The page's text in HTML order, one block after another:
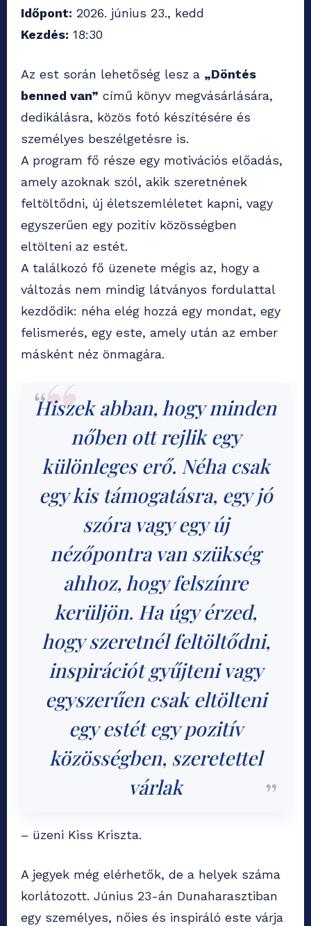
Időpont: 2026. június 23., kedd
Kezdés: 18:30
Az est során lehetőség lesz a „Döntés
benned van” című könyv megvásárlására,
dedikálásra, közös fotó készítésére és
személyes beszélgetésre is.
A program fő része egy motivációs előadás,
amely azoknak szól, akik szeretnének
feltöltődni, új életszemléletet kapni, vagy
egyszerűen egy pozitív közösségben
eltölteni az estét.
A találkozó fő üzenete mégis az, hogy a
változás nem mindig látványos fordulattal
kezdődik: néha elég hozzá egy mondat, egy
felismerés, egy este, amely után az ember
másként néz önmagára.
Hiszek abban, hogy minden
nőben ott rejlik egy
különleges erő. Néha csak
egy kis támogatásra, egy jó
szóra vagy egy új
nézőpontra van szükség
ahhoz, hogy felszínre
kerüljön. Ha úgy érzed,
hogy szeretnél feltöltődni,
inspirációt gyűjteni vagy
egyszerűen csak eltölteni
egy estét egy pozitív
közösségben, szeretettel
várlak
– üzeni Kiss Kriszta.
A jegyek még elérhetők, de a helyek száma
korlátozott. Június 23-án Dunaharasztiban
egy személyes, nőies és inspiráló este várja